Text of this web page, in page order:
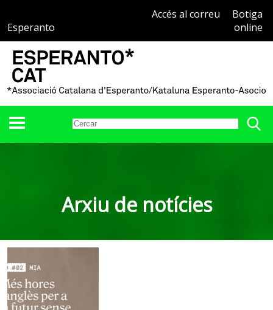
Esperanto
Accés al correu
Botiga
online
Arxiu de notícies